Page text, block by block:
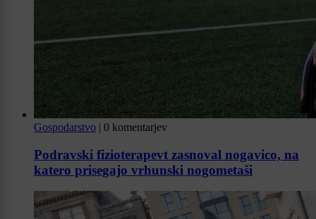
Gospodarstvo | 0 komentarjev
Podravski fizioterapevt zasnoval nogavico, na
katero prisegajo vrhunski nogometaši